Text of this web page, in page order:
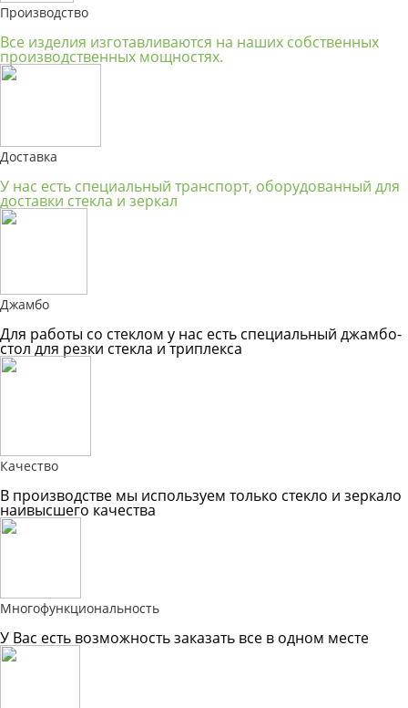
Производство
Все изделия изготавливаются на наших собственных
производственных мощностях.
Доставка
У нас есть специальный транспорт, оборудованный для
доставки стекла и зеркал
Джамбо
Для работы со стеклом у нас есть специальный джамбо-
стол для резки стекла и триплекса
Качество
В производстве мы используем только стекло и зеркало
наивысшего качества
Многофункциональность
У Вас есть возможность заказать все в одном месте